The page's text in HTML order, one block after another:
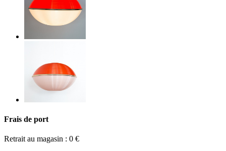
Frais de port
Retrait au magasin : 0 €